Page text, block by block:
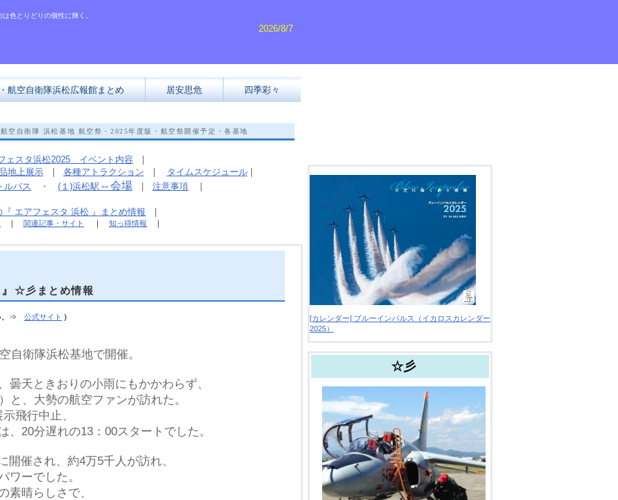
色とりどりの個性に輝く。
2026/8/7
空自衛隊 浜松基地 航空祭・2025年度版・航空祭開催予定・各基地
ェスタ浜松2025 イベント内容 |
地上展示| 各種アトラクション | タイムスケジュール|
ルバス
・(１)浜松駅 ⇔会場 |注意事項 |
『 エアフェスタ 浜松 』まとめ情報 |
｜関連記事・サイト ｜知っ得情報 ｜
☆彡まとめ情報
。⇒ 公式サイト )
衛隊浜松基地で開催。
ときおりの小雨にもかかわらず、
、大勢の航空ファンが訪れた。
飛行中止、
分遅れの13：00スタートでした。
催され、約4万5千人が訪れ、
ーでした。
晴らしさで、
航空自衛隊浜松広報館まとめ 居安思危 四季彩々
[カレンダー] ブルーインパルス（イカロスカレンダー
2025）
☆彡